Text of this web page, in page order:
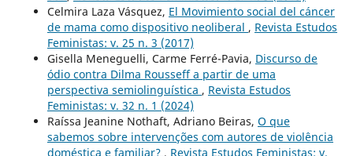
Celmira Laza Vásquez, El Movimiento social del cáncer
de mama como dispositivo neoliberal , Revista Estudos
Feministas: v. 25 n. 3 (2017)
Gisella Meneguelli, Carme Ferré-Pavia, Discurso de
ódio contra Dilma Rousseff a partir de uma
perspectiva semiolinguística , Revista Estudos
Feministas: v. 32 n. 1 (2024)
Raíssa Jeanine Nothaft, Adriano Beiras, O que
sabemos sobre intervenções com autores de violência
doméstica e familiar? , Revista Estudos Feministas: v.